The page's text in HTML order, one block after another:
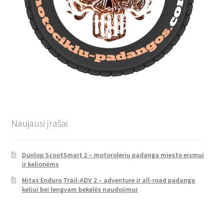
Naujausi įrašai
Dunlop ScootSmart 2 – motorolerių padanga miesto eismui
ir kelionėms
Mitas Enduro Trail-ADV 2 – adventure ir all-road padanga
keliui bei lengvam bekelės naudojimui